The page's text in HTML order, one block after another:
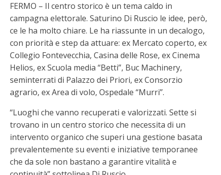
FERMO – Il centro storico è un tema caldo in
campagna elettorale. Saturino Di Ruscio le idee, però,
ce le ha molto chiare. Le ha riassunte in un decalogo,
con priorità e step da attuare: ex Mercato coperto, ex
Collegio Fontevecchia, Casina delle Rose, ex Cinema
Helios, ex Scuola media “Betti”, Buc Machinery,
seminterrati di Palazzo dei Priori, ex Consorzio
agrario, ex Area di volo, Ospedale “Murri”.
“Luoghi che vanno recuperati e valorizzati. Sette si
trovano in un centro storico che necessita di un
intervento organico che superi una gestione basata
prevalentemente su eventi e iniziative temporanee
che da sole non bastano a garantire vitalità e